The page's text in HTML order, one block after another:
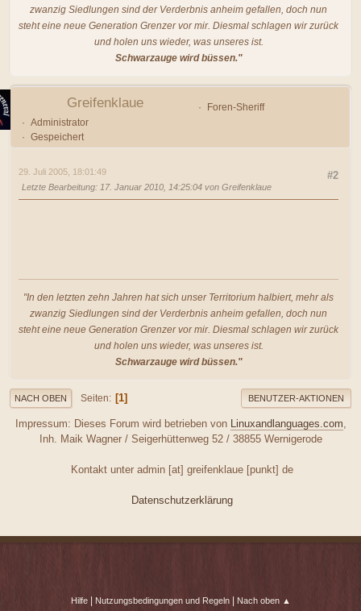
zwanzig Siedlungen sind der Verderbnis anheim gefallen, doch nun
steht eine neue Generation Grenzer vor mir. Diesmal schlagen wir zurück
und holen uns wieder, was unseres ist.
Schwarzauge wird büssen."
Greifenklaue
Foren-Sheriff
Administrator
Gespeichert
#2
29. Juli 2005, 18:01:49
Letzte Bearbeitung: 17. Januar 2010, 14:25:04 von Greifenklaue
"In den letzten zehn Jahren hat sich unser Territorium halbiert, mehr als
zwanzig Siedlungen sind der Verderbnis anheim gefallen, doch nun
steht eine neue Generation Grenzer vor mir. Diesmal schlagen wir zurück
und holen uns wieder, was unseres ist.
Schwarzauge wird büssen."
NACH OBEN Seiten 1 BENUTZER-AKTIONEN
Impressum: Dieses Forum wird betrieben von Linuxandlanguages.com,
Inh. Maik Wagner / Seigerhüttenweg 52 / 38855 Wernigerode
Kontakt unter admin [at] greifenklaue [punkt] de
Datenschutzerklärung
Hilfe| Nutzungsbedingungen und Regeln| Nach oben ▲